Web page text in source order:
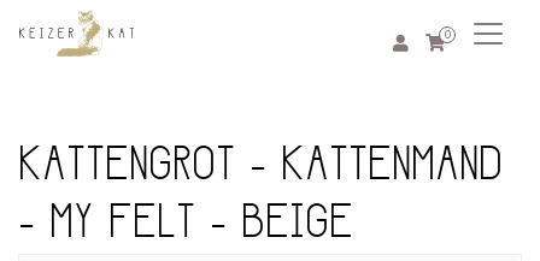
0
KATTENGROT - KATTENMAND
- MY FELT - BEIGE